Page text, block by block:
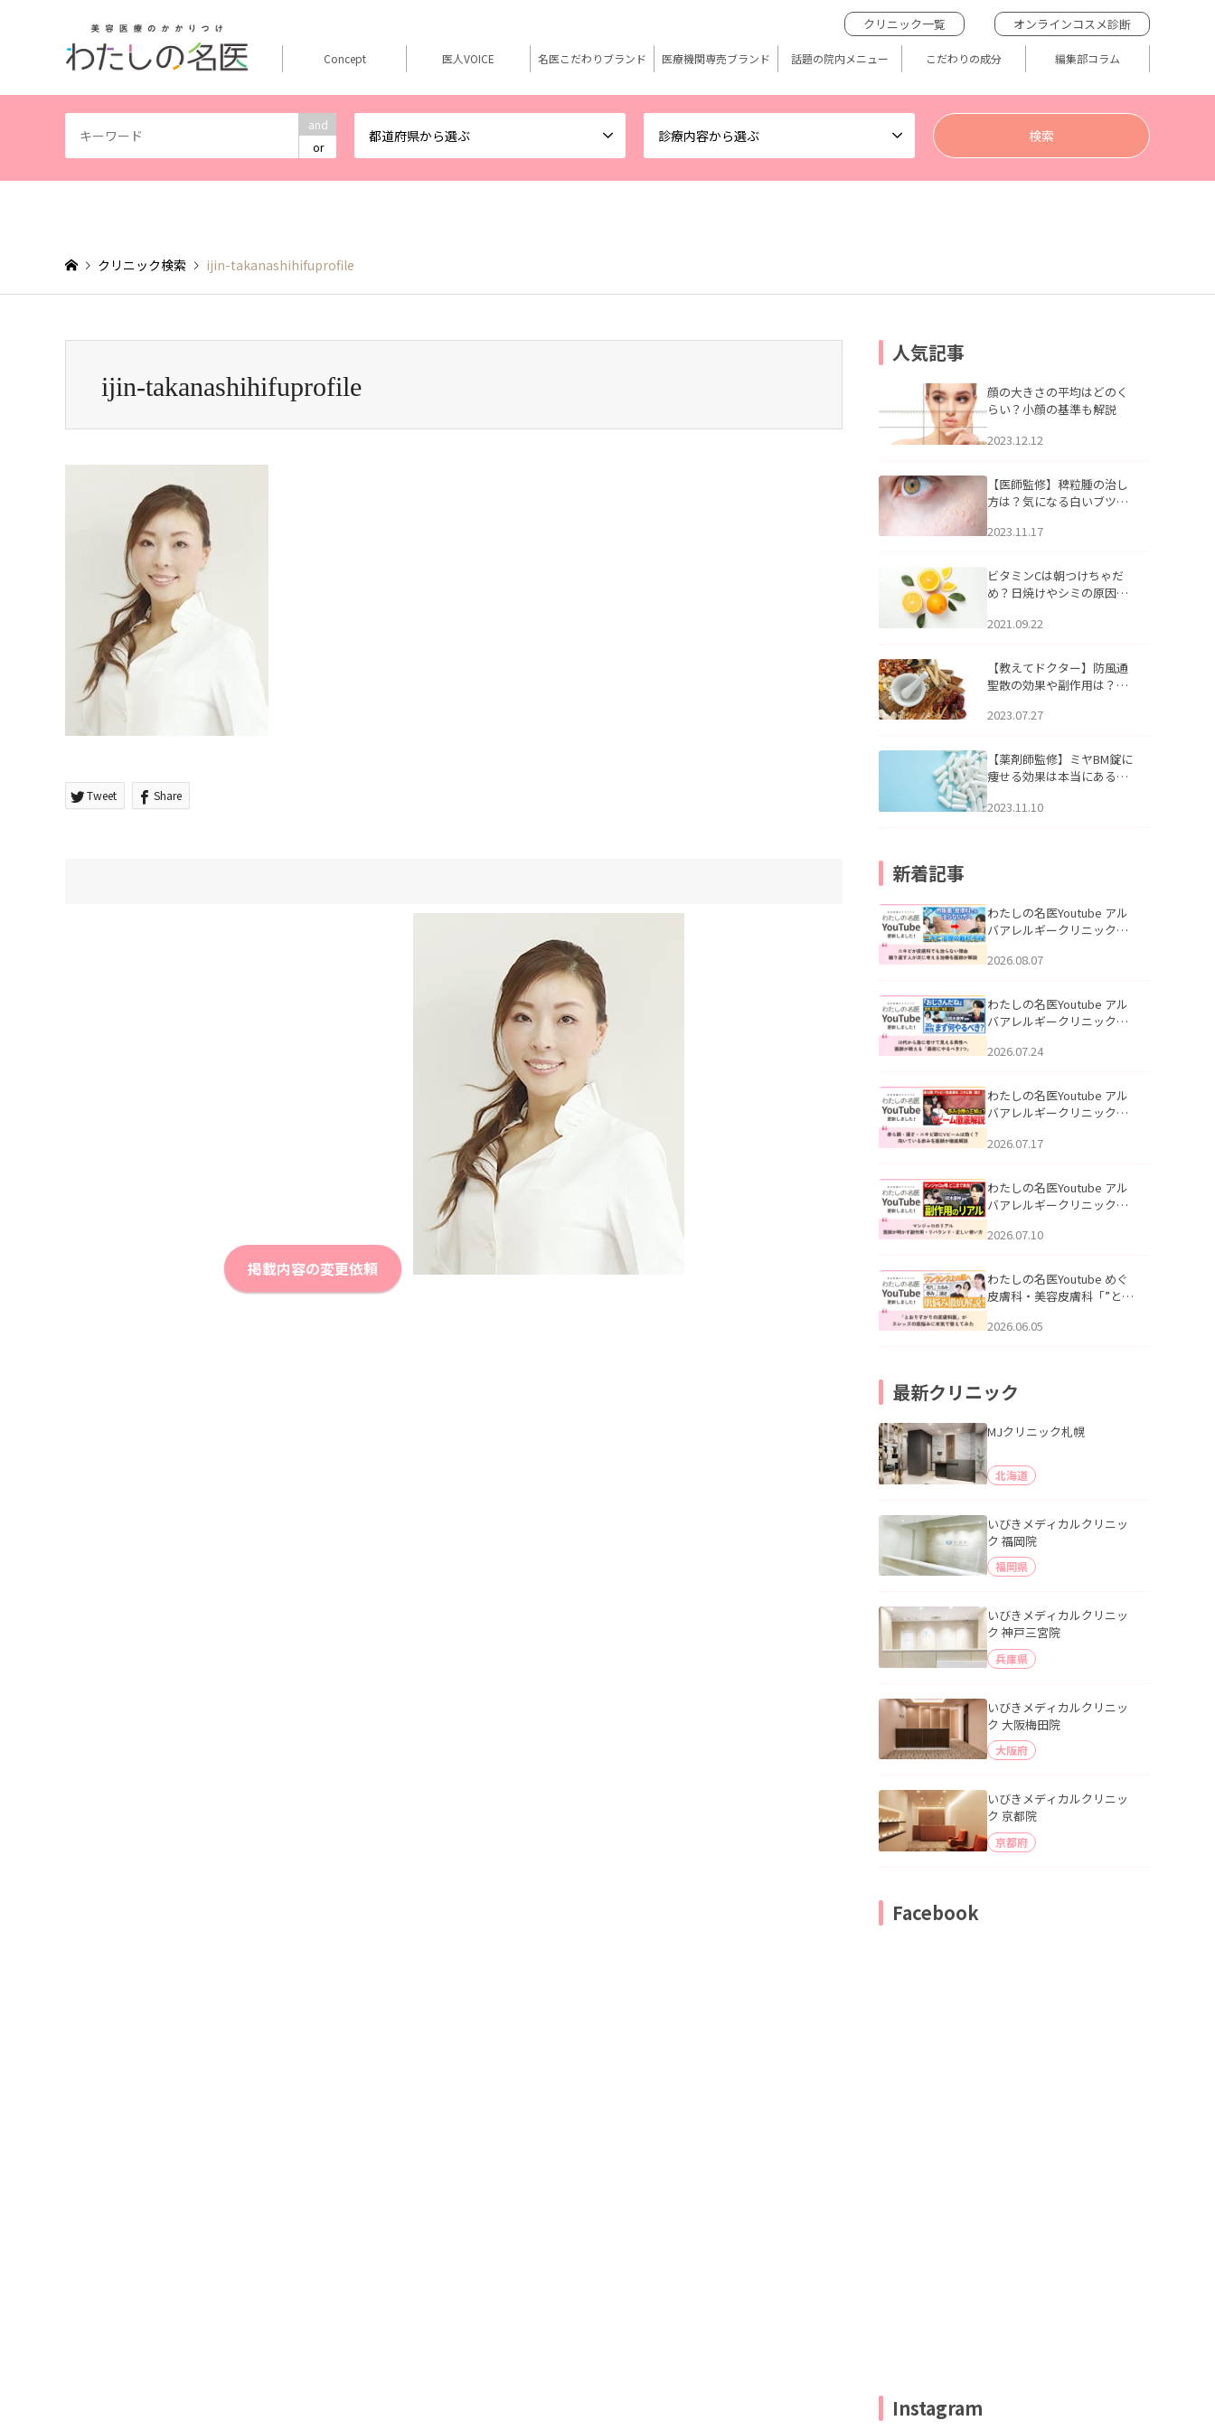
and
or
都道府県から選ぶ 診療内容から選ぶ
クリニック一覧 オンラインコスメ診断
Concept 医人VOICE 名医こだわりブランド 医療機関専売ブランド 話題の院内メニュー こだわりの成分 編集部コラム
クリニック検索 ijin-takanashihifuprofile
ijin-takanashihifuprofile
Tweet Share
掲載内容の変更依頼
人気記事
顔の大きさの平均はどのく
らい？小顔の基準も解説
2023.12.12
【医師監修】稗粒腫の治し
方は？気になる白いブツブ
アについて
2023.11.17
ビタミンCは朝つけちゃだ
め？日焼けやシミの原因に
2021.09.22
【教えてドクター】防風通
聖散の効果や副作用は？長
2023.07.27
【薬剤師監修】ミヤBM錠に
痩せる効果は本当にある
2023.11.10
新着記事
わたしの名医Youtube アル
バアレルギークリニック札
らない理由｜繰り返す人が
説」を公開いたしました。
2026.08.07
わたしの名医Youtube アル
バアレルギークリニック札
える男性へ｜医師が教える
公開いたしました。
2026.07.24
わたしの名医Youtube アル
バアレルギークリニック札
跡にVビームは効く？向いて
説」を公開いたしました。
2026.07.17
わたしの名医Youtube アル
バアレルギークリニック札
医師が明かす副作用・リバ
公開いたしました。
2026.07.10
わたしの名医Youtube めぐ
皮膚科・美容皮膚科「”とお
ッズの肌悩みに本気で答え
2026.06.05
最新クリニック
MJクリニック札幌
北海道
いびきメディカルクリニッ
ク 福岡院
福岡県
いびきメディカルクリニッ
ク 神戸三宮院
兵庫県
いびきメディカルクリニッ
ク 大阪梅田院
大阪府
いびきメディカルクリニッ
ク 京都院
京都府
Facebook
Instagram